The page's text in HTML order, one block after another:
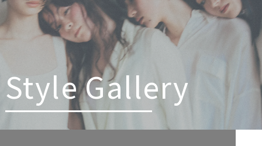
Style Gallery